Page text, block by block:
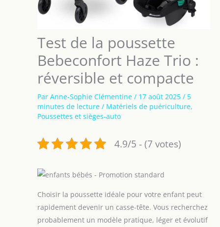
Test de la poussette
Bebeconfort Haze Trio :
réversible et compacte
Par Anne-Sophie Clémentine / 17 août 2025 / 5
minutes de lecture / Matériels de puériculture,
Poussettes et sièges-auto
4.9/5 - (7 votes)
Choisir la poussette idéale pour votre enfant peut
rapidement devenir un casse-tête. Vous recherchez
probablement un modèle pratique, léger et évolutif